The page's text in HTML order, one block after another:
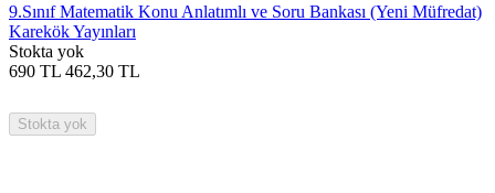
9.Sınıf Matematik Konu Anlatımlı ve Soru Bankası (Yeni Müfredat)
Karekök Yayınları
Stokta yok
690 TL 462,30 TL
Stokta yok